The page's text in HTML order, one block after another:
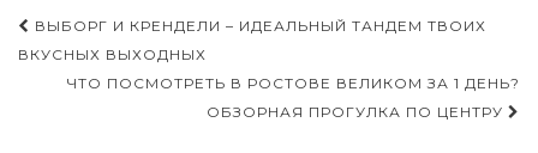
Навигация
по
записям
ВЫБОРГ И КРЕНДЕЛИ – ИДЕАЛЬНЫЙ ТАНДЕМ ТВОИХ
ВКУСНЫХ ВЫХОДНЫХ
ЧТО ПОСМОТРЕТЬ В РОСТОВЕ ВЕЛИКОМ ЗА 1 ДЕНЬ?
ОБЗОРНАЯ ПРОГУЛКА ПО ЦЕНТРУ